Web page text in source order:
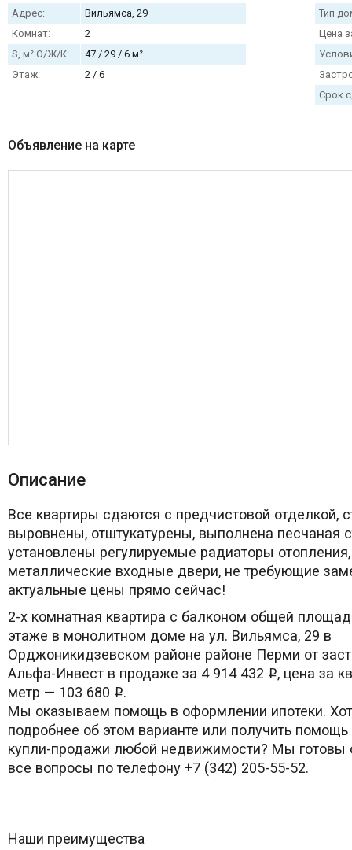
Адрес:
Вильямса, 29
Комнат:
2
S, м² О/Ж/К:
47 / 29 / 6 м²
Этаж:
2 / 6
Тип
Цена
Срок
Объявление на карте
Описание
Все квартиры сдаются с предчистовой отделкой,
выровнены, отштукатурены, выполнена песчаная
установлены регулируемые радиаторы отопления,
металлические входные двери, не требующие
актуальные цены прямо сейчас!
2-х комнатная квартира с балконом общей
этаже в монолитном доме на ул. Вильямса, 29 в
Орджоникидзевском районе районе Перми от
Альфа-Инвест в продаже за 4 914 432 i, цена за
метр — 103 680 i.
Мы оказываем помощь в оформлении ипотеки.
подробнее об этом варианте или получить помощь
купли-продажи любой недвижимости? Мы готовы
все вопросы по телефону +7 (342) 205-55-52.
Наши преимущества